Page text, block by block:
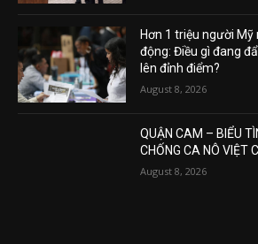
Hơn 1 triệu người
động: Điều gì đang
lên đỉnh điểm?
August 8, 2026
QUẬN CAM – BIỂU
CHỐNG CA NÔ VIỆT
August 8, 2026